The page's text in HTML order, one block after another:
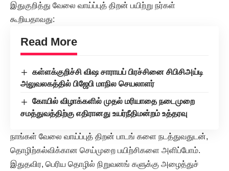
இதுகுறித்து வேலை வாய்ப்புத் திறன் பயிற்று நர்கள்
கூறியதாவது:
Read More
கள்ளக்குறிச்சி விஷ சாராயப் பிரச்சினை சிபிசிஅய்டி
அலுவலகத்தில் பிஜேபி மாநில செயலாளர்
கோயில் விழாக்களில் முதல் மரியாதை நடைமுறை
சமத்துவத்திற்கு எதிரானது உயர்நீதிமன்றம் உத்தரவு
நாங்கள் வேலை வாய்ப்புத் திறன் பாடங் களை நடத்துவதுடன்,
தொழிற்கல்விக்கான செய்முறை பயிற்சிகளை அளிப்போம்.
இதுதவிர, பெரிய தொழில் நிறுவனங் களுக்கு அழைத்துச்